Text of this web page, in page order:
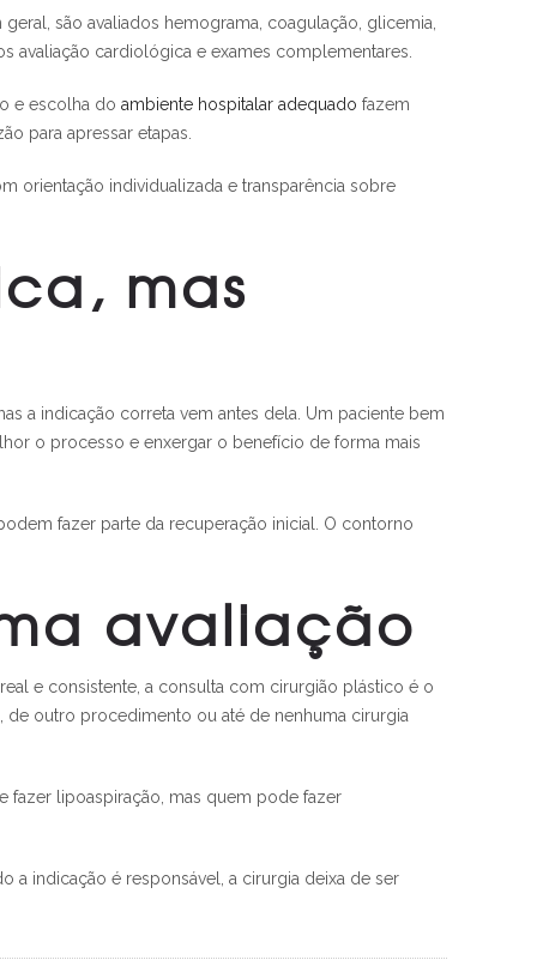
são avaliados hemograma, coagulação, glicemia,
avaliação cardiológica e exames complementares.
e escolha do ambiente hospitalar adequado fazem
para apressar etapas.
orientação individualizada e transparência sobre
mas
a indicação correta vem antes dela. Um paciente bem
o processo e enxergar o benefício de forma mais
fazer parte da recuperação inicial. O contorno
avaliação
e consistente, a consulta com cirurgião plástico é o
de outro procedimento ou até de nenhuma cirurgia
fazer lipoaspiração, mas quem pode fazer
a indicação é responsável, a cirurgia deixa de ser